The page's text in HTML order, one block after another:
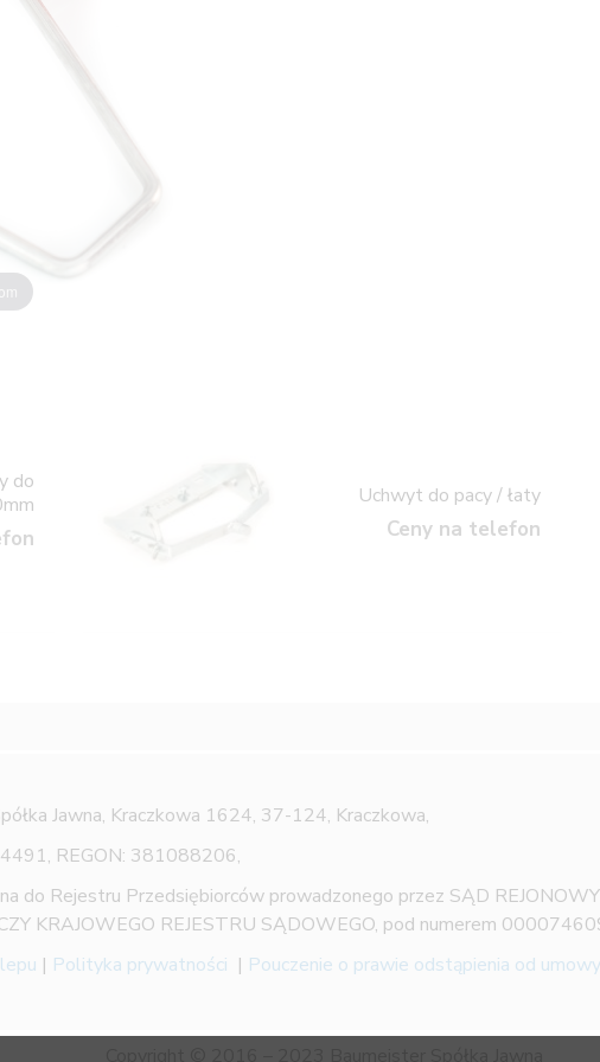
do
Uchwyt do pacy / łaty
Ceny na telefon
Jawna, Kraczkowa 1624, 37-124, Kraczkowa,
REGON: 381088206,
do Rejestru Przedsiębiorców prowadzonego przez SĄD
KRAJOWEGO REJESTRU SĄDOWEGO, pod numerem
| Polityka prywatności | Pouczenie o prawie odstąpienia od umowy